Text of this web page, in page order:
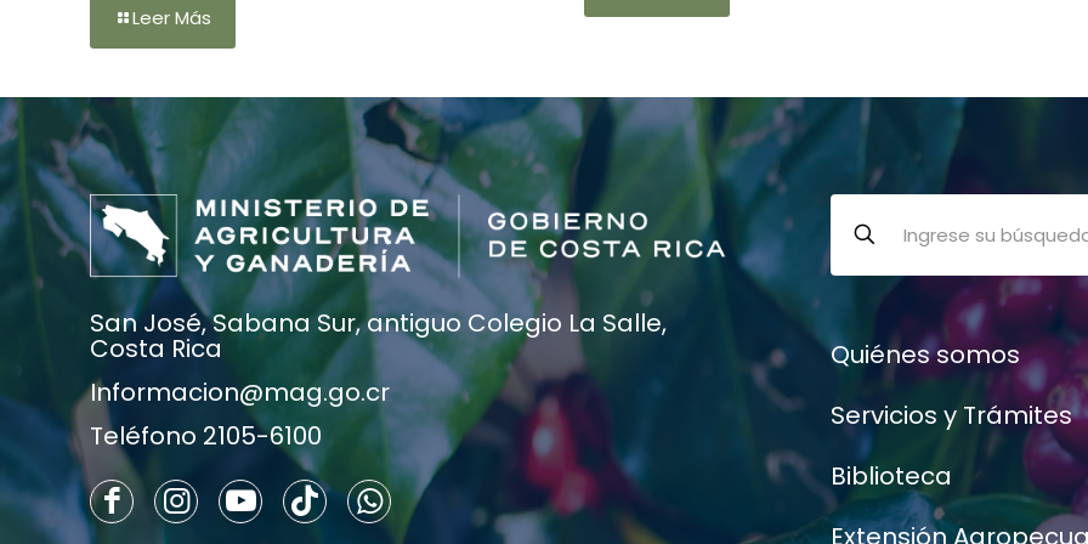
Leer Más
San José, Sabana Sur, antiguo Colegio La Salle,
Costa Rica
Informacion@mag.go.cr
Teléfono 2105-6100
Quiénes somos
Servicios y Trámites
Biblioteca
Extensión